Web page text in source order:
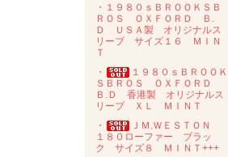
・１９８０ｓＢＲＯＯＫＳＢ
ＲＯＳ ＯＸＦＯＲＤ Ｂ.
Ｄ ＵＳＡ製 オリジナルス
リーブ サイズ１６ ＭＩＮ
Ｔ
・
１９８０ｓＢＲＯＯＫ
ＳＢＲＯＳ ＯＸＦＯＲＤ
Ｂ.Ｄ 香港製 オリジナルス
リーブ ＸＬ ＭＩＮＴ
・
ＪＭ.ＷＥＳＴＯＮ
１８０ローファー ブラッ
ク サイズ８ ＭＩＮＴ+++